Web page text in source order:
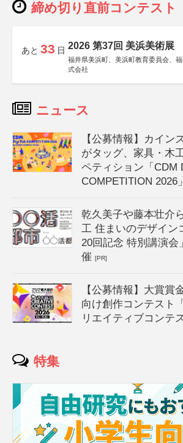
締め切り直前コンテスト
あと 33 日 2026 第37回 美浜美術展
福井県美浜町、美浜町教育委員会、
式会社
ニュース
【公募情報】カイン
がタッグ、家具・木
ペティション「CDM
COMPETITION 2026
乾久美子や藤本壮介
工 住まいのデザイン
20回記念 特別講演会
催[PR]
【公募情報】大賞賞
向け創作コンテスト
リエイティブコンテ
特集